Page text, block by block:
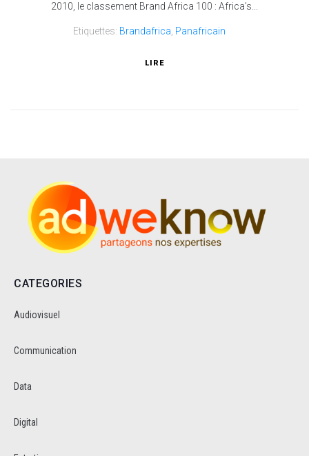
2010, le classement Brand Africa 100 : Africa’s...
Etiquettes: Brandafrica Panafricain
LIRE
CATEGORIES
Audiovisuel
Communication
Data
Digital